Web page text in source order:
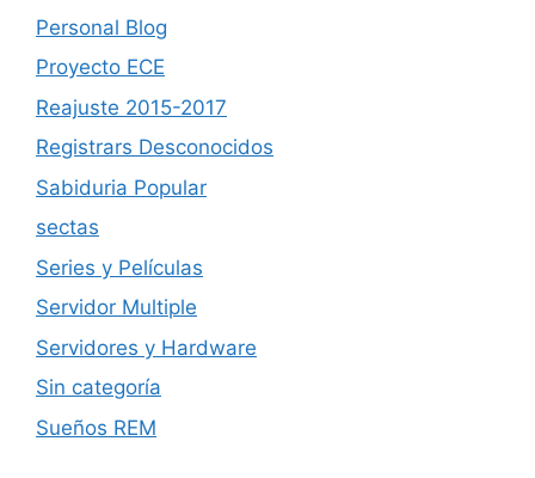
Personal Blog
Proyecto ECE
Reajuste 2015-2017
Registrars Desconocidos
Sabiduria Popular
sectas
Series y Películas
Servidor Multiple
Servidores y Hardware
Sin categoría
Sueños REM